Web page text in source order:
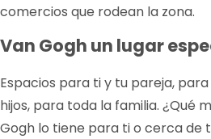
comercios que rodean la zona.
Van Gogh un lugar
Espacios para ti y tu pareja,
hijos, para toda la familia. ¿Qué
Gogh lo tiene para ti o cerca de